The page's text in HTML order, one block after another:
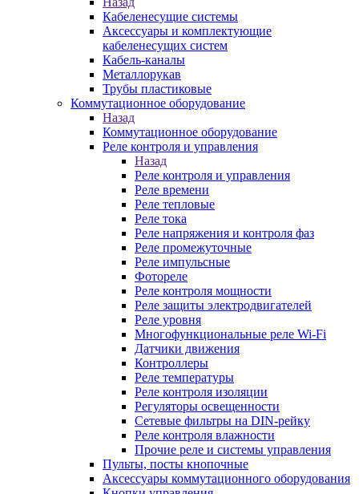
Кабеленесущие системы
Аксессуары и комплектующие
кабеленесущих систем
Кабель-каналы
Металлорукав
Трубы пластиковые
Коммутационное оборудование
Назад
Коммутационное оборудование
Реле контроля и управления
Назад
Реле контроля и управления
Реле времени
Реле тепловые
Реле тока
Реле напряжения и контроля фаз
Реле промежуточные
Реле импульсные
Фотореле
Реле контроля мощности
Реле защиты электродвигателей
Реле уровня
Многофункциональные реле Wi-Fi
Датчики движения
Контроллеры
Реле температуры
Реле контроля изоляции
Регуляторы освещенности
Сетевые фильтры на DIN-рейку
Реле контроля влажности
Прочие реле и системы управления
Пульты, посты кнопочные
Аксессуары коммутационного оборудования